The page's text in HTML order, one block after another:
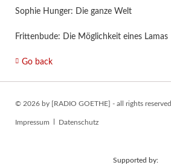
Sophie Hunger: Die ganze Welt
Frittenbude: Die Möglichkeit eines Lamas
Go back
© 2026 by [RADIO GOETHE] - all rights reserved.
Skip
Impressum Datenschutz
Supported by: